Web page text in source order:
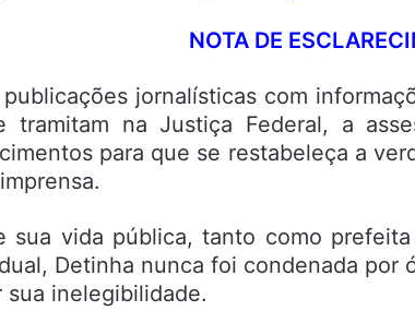
jornalísticas com
tramitam na Justiça Federal, a
para que se restabeleça a
sua vida pública, tanto como
Detinha nunca foi condenada por
sua inelegibilidade.